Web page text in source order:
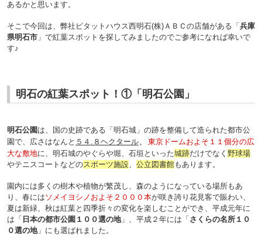
あるかと思います。
そこで今回は、弊社ピタットハウス西明石(株)ＡＢＣの店舗がある「 兵庫
県明石市」で紅葉スポットを探してみましたのでご参考になれば幸いで
す♪
明石の紅葉スポット！①「明石公園」
明石公園 は、国の史跡である「明石城」の跡を整備して造られた都市公
園で、 広さはなんと ５４.８ヘクタール、 東京ドームおよそ１１個分の広
大な敷地に、明石城のやぐらや堀、石垣といった城跡だけでなく 野球場
やテニスコートなどのスポーツ施設、 公立図書館もあります。
園内には多くの樹木や植物が繁茂し、森のようになっている場所もあ
り、春には ソメイヨシノおよそ２０００本が咲き誇り花見客で賑わい、
夏は新緑、秋は紅葉と四季折々の変化を楽しむことができ、 平成元年に
は「 日本の都市公園１００選の地」、平成２年には「 さくらの名所１０
０選の地」にも選ばれました。